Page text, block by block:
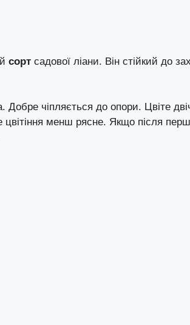
сорт садової ліани. Він стійкий до
чіпляється до опори. Цвіте
цвітіння менш рясне. Якщо після